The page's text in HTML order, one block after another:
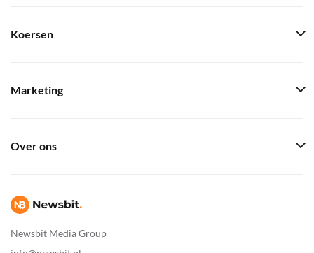
Newsbit Media Group
Koersen
Marketing
Over ons